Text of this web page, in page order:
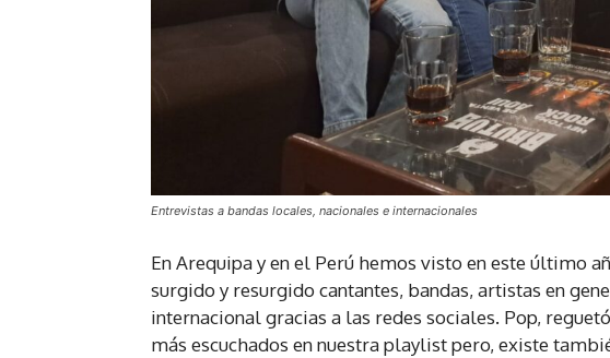
Entrevistas a bandas locales, nacionales e internacionales
En Arequipa y en el Perú hemos visto en este último
surgido y resurgido cantantes, bandas, artistas en
internacional gracias a las redes sociales. Pop,
más escuchados en nuestra playlist pero, existe